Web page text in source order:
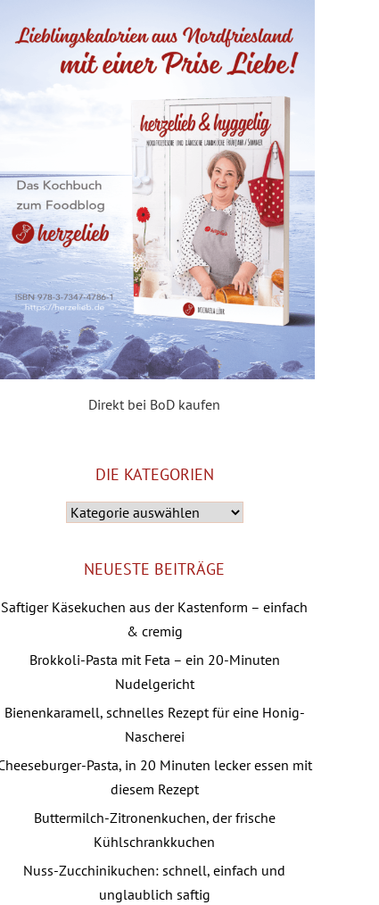
Direkt bei BoD kaufen
DIE KATEGORIEN
NEUESTE BEITRÄGE
Saftiger Käsekuchen aus der Kastenform – einfach
& cremig
Brokkoli-Pasta mit Feta – ein 20-Minuten
Nudelgericht
Bienenkaramell, schnelles Rezept für eine Honig-
Nascherei
Pasta, in 20 Minuten lecker essen mit
diesem Rezept
Buttermilch-Zitronenkuchen, der frische
Kühlschrankkuchen
Nuss-Zucchinikuchen: schnell, einfach und
unglaublich saftig